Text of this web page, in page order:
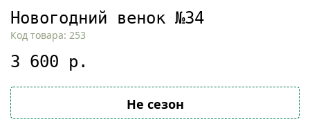
Новогодний венок №34
Код товара: 253
3 600 р.
Не сезон